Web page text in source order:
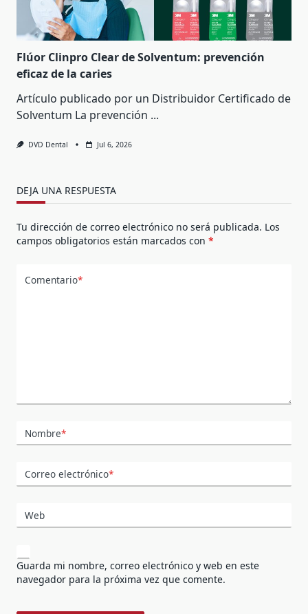
Flúor Clinpro Clear de Solventum: prevención
eficaz de la caries
Artículo publicado por un Distribuidor Certificado de
Solventum La prevención ...
DVD Dental Jul 6, 2026
DEJA UNA RESPUESTA
Tu dirección de correo electrónico no será publicada. Los
campos obligatorios están marcados con *
Comentario*
Nombre*
Correo electrónico*
Web
Guarda mi nombre, correo electrónico y web en este
navegador para la próxima vez que comente.